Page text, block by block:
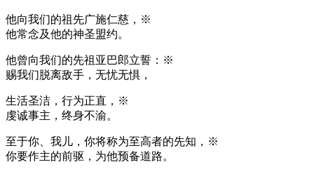
他向我们的祖先广施仁慈，※
他常念及他的神圣盟约。
他曾向我们的先祖亚巴郎立誓：※
赐我们脱离敌手，无忧无惧，
生活圣洁，行为正直，※
虔诚事主，终身不渝。
至于你、我儿，你将称为至高者的先知，※
你要作主的前驱，为他预备道路。